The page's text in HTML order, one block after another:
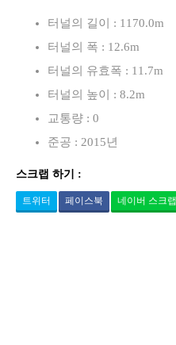
터널의 길이 : 1170.0m
터널의 폭 : 12.6m
터널의 유효폭 : 11.7m
터널의 높이 : 8.2m
교통량 : 0
준공 : 2015년
스크랩 하기 :
트위터 페이스북 네이버 스크랩